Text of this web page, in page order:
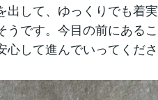
出して、ゆっくりでも着実
です。今目の前にあるこ
して進んでいってくださ